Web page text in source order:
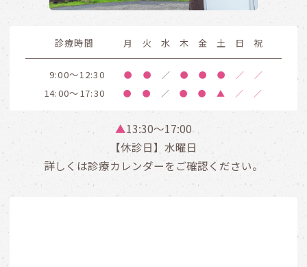
診療時間 月 火 水 木 金 土 日 祝
9:00～12:30 ● ● ／ ● ● ● ／ ／
14:00～17:30 ● ● ／ ● ● ▲ ／ ／
▲13:30〜17:00
【休診日】水曜日
詳しくは診療カレンダーをご確認ください。